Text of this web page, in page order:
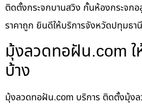
ติดตั้งกระจกบานสวิง กั้นห้องกระจก
ราคาถูก ยินดีให้บริการจังหวัดปทุมธา
มุ้งลวดทอฝัน.com ใ
บ้าง
มุ้งลวดทอฝัน.com บริการ ติดตั้งมุ้ง